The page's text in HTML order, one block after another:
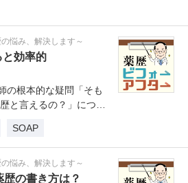
悩み、解決します～
効率的
の根本的な疑問「そも
と言えるの？」につい
SOAP
悩み、解決します～
の書き方は？